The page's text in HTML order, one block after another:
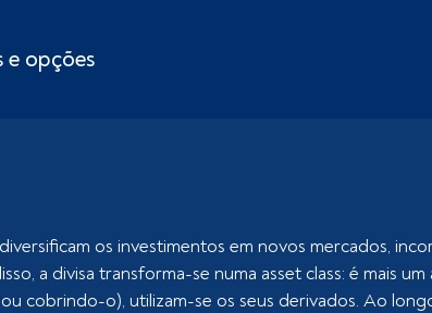
e opções
os investimentos em novos mercados,
a divisa transforma-se numa asset class: é mais
cobrindo-o), utilizam-se os seus derivados. Ao